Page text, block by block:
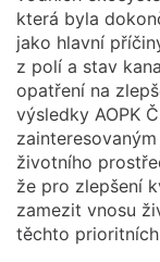
která byla
jako hlavní
z polí a stav
opatření na
výsledky AOPK
životního
že pro zlepšení
zamezit vnosu
těchto